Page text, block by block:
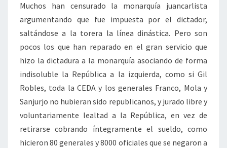
Muchos han censurado la monarquía juancarlista
argumentando que fue impuesta por el dictador,
saltándose a la torera la línea dinástica. Pero son
pocos los que han reparado en el gran servicio que
hizo la dictadura a la monarquía asociando de forma
indisoluble la República a la izquierda, como si Gil
Robles, toda la CEDA y los generales Franco, Mola y
Sanjurjo no hubieran sido republicanos, y jurado libre y
voluntariamente lealtad a la República, en vez de
retirarse cobrando íntegramente el sueldo, como
hicieron 80 generales y 8000 oficiales que se negaron a